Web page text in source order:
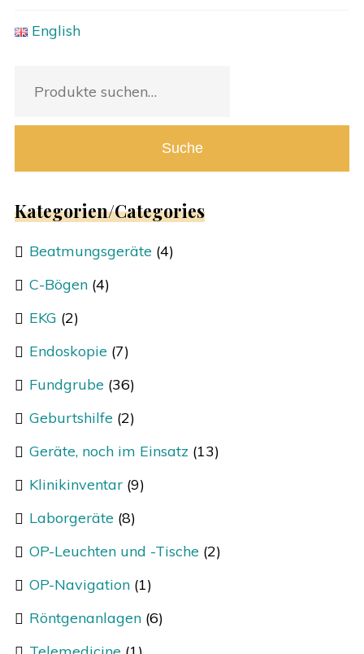
English
Suche
Kategorien/Categories
Beatmungsgeräte (4)
C-Bögen (4)
EKG (2)
Endoskopie (7)
Fundgrube (36)
Geburtshilfe (2)
Geräte, noch im Einsatz (13)
Klinikinventar (9)
Laborgeräte (8)
OP-Leuchten und -Tische (2)
OP-Navigation (1)
Röntgenanlagen (6)